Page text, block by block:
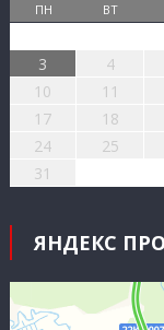
ПН ВТ
3
4
10
11
17
18
24
25
31
ЯНДЕКС